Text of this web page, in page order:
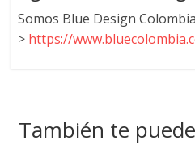
Somos Blue Design
> https://
También te